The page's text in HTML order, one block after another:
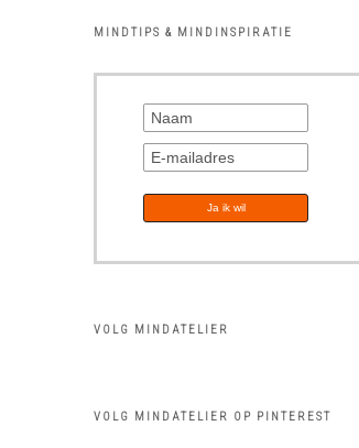
MINDTIPS & MINDINSPIRATIE
VOLG MINDATELIER
VOLG MINDATELIER OP PINTEREST